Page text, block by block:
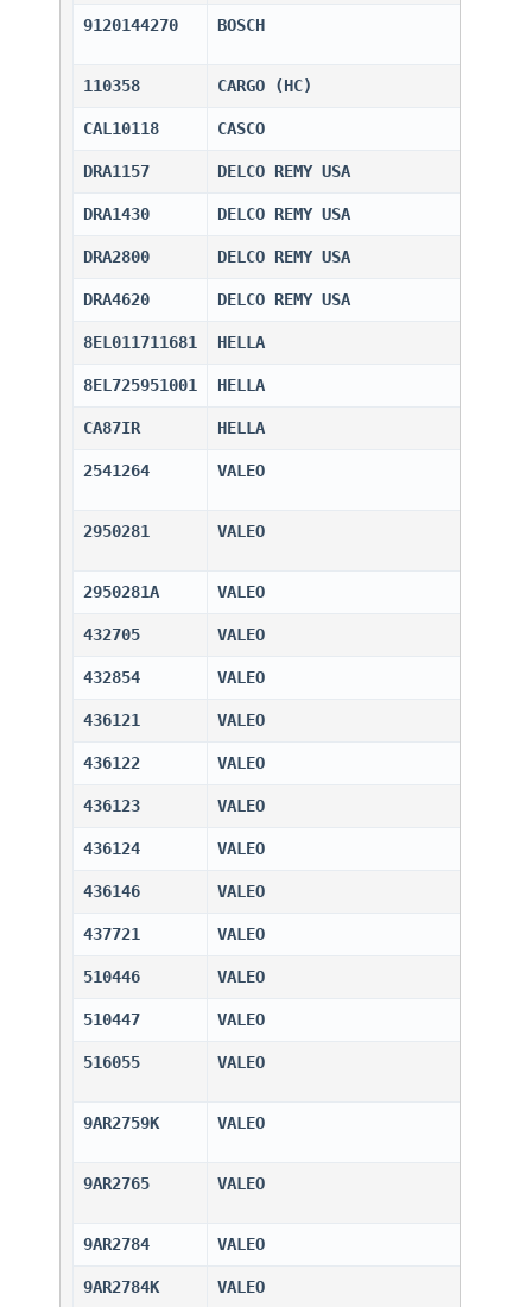
9120144270 BOSCH
110358 CARGO (HC)
CAL10118 CASCO
DRA1157 DELCO REMY USA
DRA1430 DELCO REMY USA
DRA2800 DELCO REMY USA
DRA4620 DELCO REMY USA
8EL011711681 HELLA
8EL725951001 HELLA
CA87IR HELLA
2541264 VALEO
2950281 VALEO
2950281A VALEO
432705 VALEO
432854 VALEO
436121 VALEO
436122 VALEO
436123 VALEO
436124 VALEO
436146 VALEO
437721 VALEO
510446 VALEO
510447 VALEO
516055 VALEO
9AR2759K VALEO
9AR2765 VALEO
9AR2784 VALEO
9AR2784K VALEO